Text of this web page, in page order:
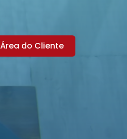
Área do Cliente